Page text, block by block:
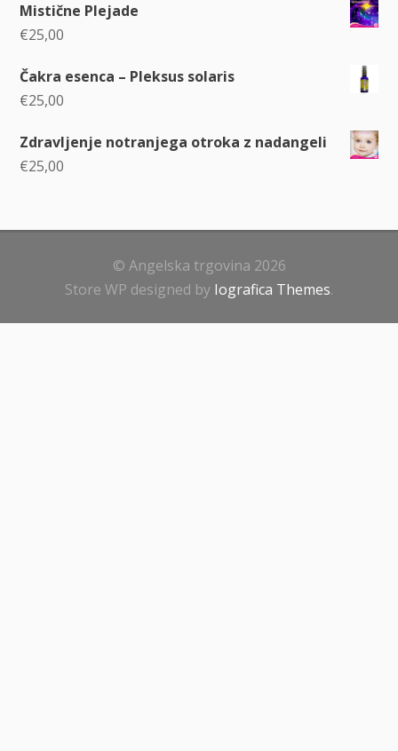
Mistične Plejade
€25,00
Čakra esenca – Pleksus solaris
€25,00
Zdravljenje notranjega otroka z nadangeli
€25,00
© Angelska trgovina 2026
Store WP designed by Iografica Themes.